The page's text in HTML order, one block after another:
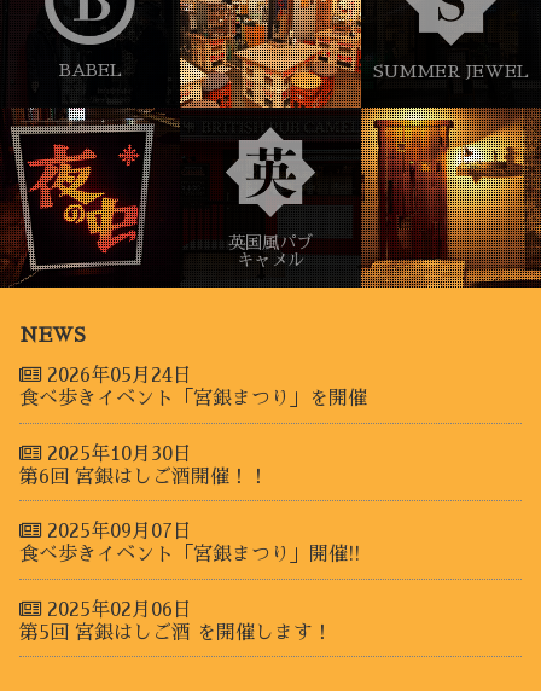
BABEL SUMMER JEWEL
英国風パブ
キャメル
権現
さん
HAIR WORKS
NEWS
2026年05月24日
食べ歩きイベント「宮銀まつり」を開催
2025年10月30日
第6回 宮銀はしご酒開催！！
2025年09月07日
食べ歩きイベント「宮銀まつり」開催!!
2025年02月06日
第5回 宮銀はしご酒 を開催します！